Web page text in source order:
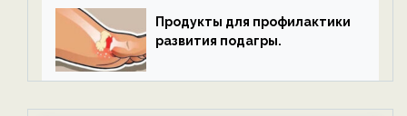
Продукты для профилактики
развития подагры.